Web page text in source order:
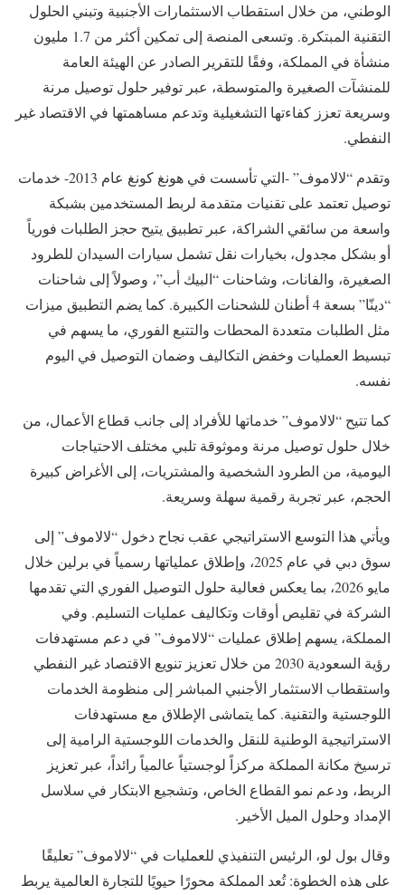
الوطني، من خلال استقطاب الاستثمارات الأجنبية وتبني الحلول
التقنية المبتكرة. وتسعى المنصة إلى تمكين أكثر من 1.7 مليون
منشأة في المملكة، وفقًا للتقرير الصادر عن الهيئة العامة
للمنشآت الصغيرة والمتوسطة، عبر توفير حلول توصيل مرنة
وسريعة تعزز كفاءتها التشغيلية وتدعم مساهمتها في الاقتصاد غير
النفطي.
وتقدم “لالاموف” -التي تأسست في هونغ كونغ عام 2013- خدمات
توصيل تعتمد على تقنيات متقدمة لربط المستخدمين بشبكة
واسعة من سائقي الشراكة، عبر تطبيق يتيح حجز الطلبات فورياً
أو بشكل مجدول، بخيارات نقل تشمل سيارات السيدان للطرود
الصغيرة، والفانات، وشاحنات “البيك أب”، وصولاً إلى شاحنات
“دينّا” بسعة 4 أطنان للشحنات الكبيرة. كما يضم التطبيق ميزات
مثل الطلبات متعددة المحطات والتتبع الفوري، ما يسهم في
تبسيط العمليات وخفض التكاليف وضمان التوصيل في اليوم
نفسه.
كما تتيح “لالاموف” خدماتها للأفراد إلى جانب قطاع الأعمال، من
خلال حلول توصيل مرنة وموثوقة تلبي مختلف الاحتياجات
اليومية، من الطرود الشخصية والمشتريات، إلى الأغراض كبيرة
الحجم، عبر تجربة رقمية سهلة وسريعة.
ويأتي هذا التوسع الاستراتيجي عقب نجاح دخول “لالاموف” إلى
سوق دبي في عام 2025، وإطلاق عملياتها رسمياً في برلين خلال
مايو 2026، بما يعكس فعالية حلول التوصيل الفوري التي تقدمها
الشركة في تقليص أوقات وتكاليف عمليات التسليم. وفي
المملكة، يسهم إطلاق عمليات “لالاموف” في دعم مستهدفات
رؤية السعودية 2030 من خلال تعزيز تنويع الاقتصاد غير النفطي
واستقطاب الاستثمار الأجنبي المباشر إلى منظومة الخدمات
اللوجستية والتقنية. كما يتماشى الإطلاق مع مستهدفات
الاستراتيجية الوطنية للنقل والخدمات اللوجستية الرامية إلى
ترسيخ مكانة المملكة مركزاً لوجستياً عالمياً رائداً، عبر تعزيز
الربط، ودعم نمو القطاع الخاص، وتشجيع الابتكار في سلاسل
الإمداد وحلول الميل الأخير.
وقال بول لو، الرئيس التنفيذي للعمليات في “لالاموف” تعليقًا
على هذه الخطوة: تُعد المملكة محورًا حيويًا للتجارة العالمية يربط